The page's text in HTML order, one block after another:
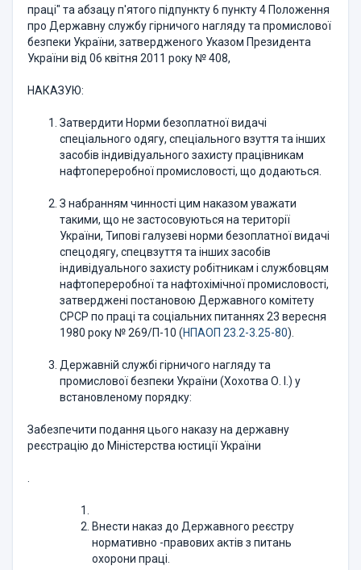
праці" та абзацу п'ятого підпункту 6 пункту 4 Положення
про Державну службу гірничого на­гляду та промислової
безпеки України, затвердженого Указом Президента
України від 06 квітня 2011 року № 408,
НАКАЗУЮ:
Затвердити Норми безоплатної видачі
спеціального одягу, спеціального взуття та інших
засобів індивідуального захисту працівникам
нафтоперероб­ної промисловості, що додаються.
З набранням чинності цим наказом уважати
такими, що не застосову­ються на території
України, Типові галузеві норми безоплатної видачі
спец­одягу, спецвзуття та інших засобів
індивідуального захисту робітникам і службовцям
нафтопереробної та нафтохімічної промисловості,
затверджені постановою Державного комітету
СРСР по праці та соціальних питаннях 23 вересня
1980 року № 269/П-10 (НПАОП 23.2-3.25-80).
Державній службі гірничого нагляду та
промислової безпеки України (Хохотва О. І.) у
встановленому порядку:
Забезпечити подання цього наказу на державну
реєстрацію до Мініс­терства юстиції України
Внести наказ до Державного реєстру
нормативно -правових актів з питань
охорони праці.